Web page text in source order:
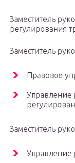
Заместитель
регулирования
Заместитель
Правовое
Управление
Заместитель
Управление